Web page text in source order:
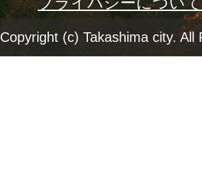
Copyright (c) Takashima city. All